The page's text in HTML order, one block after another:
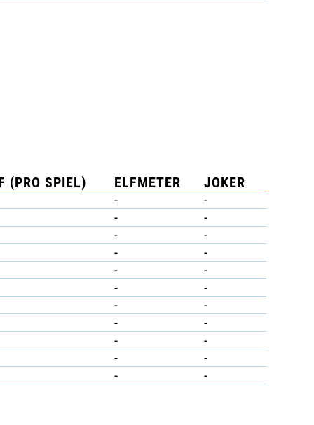
(PRO SPIEL) ELFMETER
JOKER
-
-
-
-
-
-
-
-
-
-
-
-
-
-
-
-
-
-
-
-
-
-